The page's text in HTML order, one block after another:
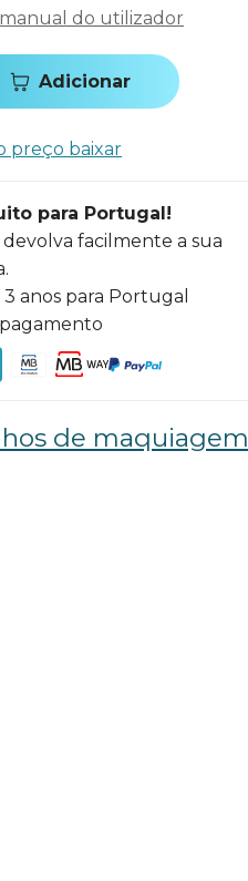
do utilizador
Adicionar
preço baixar
para Portugal!
facilmente a sua
anos para Portugal
de maquiagem